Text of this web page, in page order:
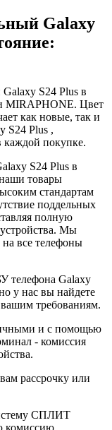
Galaxy
S24 Plus в
MIRAPHONE. Цвет
как новые, так и
S24 Plus ,
каждой покупке.
S24 Plus в
товары
стандартам
поддельных
полную
Мы
на все телефоны
телефона Galaxy
у нас вы найдете
вашим требованиям.
и с помощью
- комиссия
рассрочку или
СПЛИТ
комиссию.